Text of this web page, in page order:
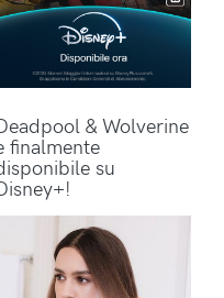
& Wolverine
finalmente
su